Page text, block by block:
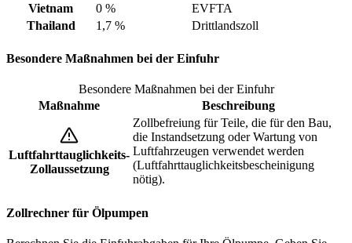
Vietnam
0 %
EVFTA
Thailand
1,7 % Drittlandszoll
Besondere Maßnahmen bei der Einfuhr
Besondere Maßnahmen bei der Einfuhr
Maßnahme
Beschreibung
Luftfahrttauglichkeits-
Zollaussetzung
Zollbefreiung für Teile, die für den Bau,
die Instandsetzung oder Wartung von
Luftfahrzeugen verwendet werden
(Luftfahrttauglichkeitsbescheinigung
nötig).
Zollrechner für Ölpumpen